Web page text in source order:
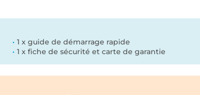
1 x guide de démarrage rapide
1 x fiche de sécurité et carte de garantie